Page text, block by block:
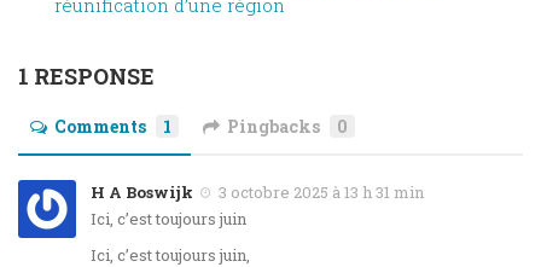
1 RESPONSE
Comments 1 Pingbacks 0
H A Boswijk
3 octobre 2025 à 13 h 31 min
Ici, c’est toujours juin
Ici, c’est toujours juin,